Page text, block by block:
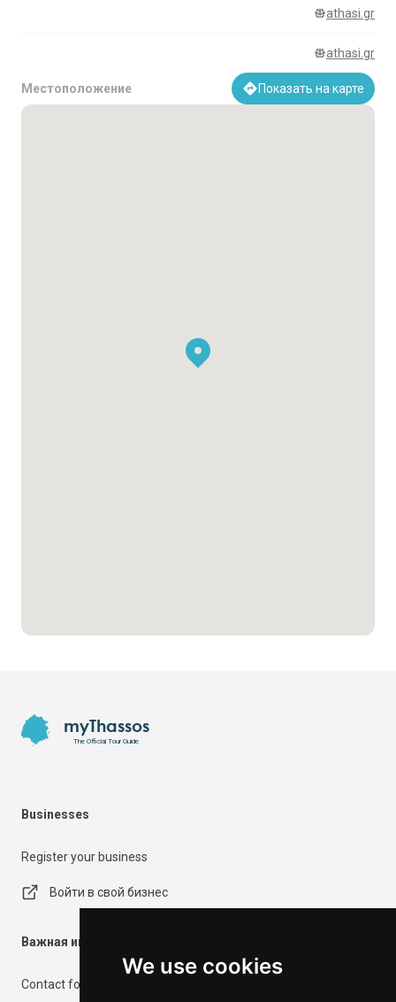
We use cookies
athasi.gr
athasi.gr
Местоположение Показать на карте
myThassos
The Official Tour Guide
Businesses
Register your business
Войти в свой бизнес
Важная информация
Contact form